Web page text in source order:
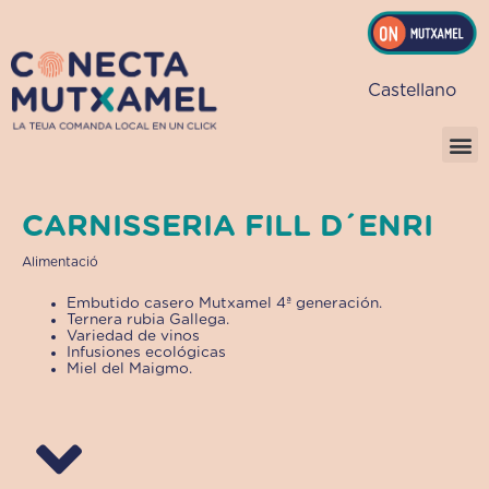
contingut
Castellano
CARNISSERIA FILL D´ENRI
Alimentació
Embutido casero Mutxamel 4ª generación.
Ternera rubia Gallega.
Variedad de vinos
Infusiones ecológicas
Miel del Maigmo.